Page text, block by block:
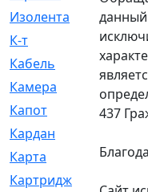
Изолента
К-т
Кабель
Камера
Капот
Кардан
Карта
Картридж
данный
437